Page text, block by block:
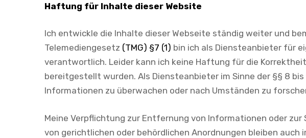
Haftung für Inhalte dieser Website
Ich entwickle die Inhalte dieser Webseite ständig weiter und
Telemediengesetz (TMG) §7 (1) bin ich als Diensteanbieter für
verantwortlich. Leider kann ich keine Haftung für die
bereitgestellt wurden. Als Diensteanbieter im Sinne der §§ 8
Informationen zu überwachen oder nach Umständen zu
Meine Verpflichtung zur Entfernung von Informationen oder
von gerichtlichen oder behördlichen Anordnungen bleiben